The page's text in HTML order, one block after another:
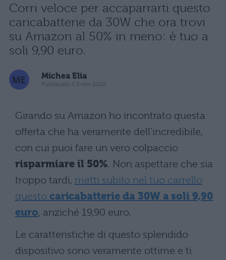
Corri veloce per accaparrarti questo
caricabatterie da 30W che ora trovi
su Amazon al 50% in meno: è tuo a
soli 9,90 euro.
Michea Elia
Pubblicato il 3 nov 2022
Girando su Amazon ho incontrato questa
offerta che ha veramente dell’incredibile,
con cui puoi fare un vero colpaccio
risparmiare il 50%. Non aspettare che sia
troppo tardi, metti subito nel tuo carrello
questo caricabatterie da 30W a soli 9,90
euro, anziché 19,90 euro.
Le caratteristiche di questo splendido
dispositivo sono veramente ottime e ti